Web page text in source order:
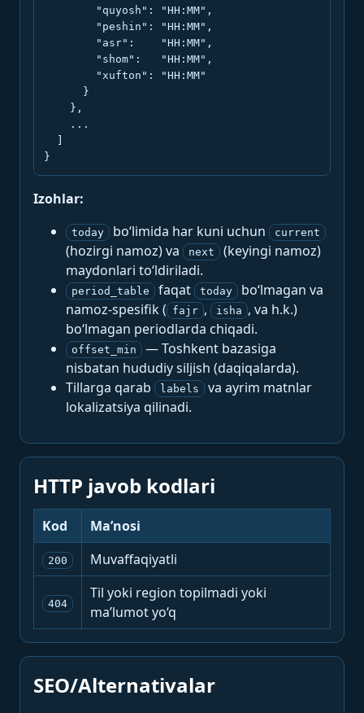
        "quyosh": "HH:MM",
        "peshin": "HH:MM",
        "asr":    "HH:MM",
        "shom":   "HH:MM",
        "xufton": "HH:MM"
      }
    },
    ...
}
Izohlar:
today bo‘limida har kuni uchun current
(hozirgi namoz) va next
(keyingi namoz)
maydonlari to‘ldiriladi.
period_table faqat today
bo‘lmagan va
namoz-spesifik ( fajr , isha , va h.k.)
bo‘lmagan periodlarda chiqadi.
offset_min
— Toshkent bazasiga
nisbatan hududiy siljish (daqiqalarda).
Tillarga qarab
labels
va ayrim matnlar
lokalizatsiya qilinadi.
HTTP javob kodlari
Kod Ma’nosi
200 Muvaffaqiyatli
404
Til yoki region topilmadi yoki
ma’lumot yo‘q
SEO/Alternativalar